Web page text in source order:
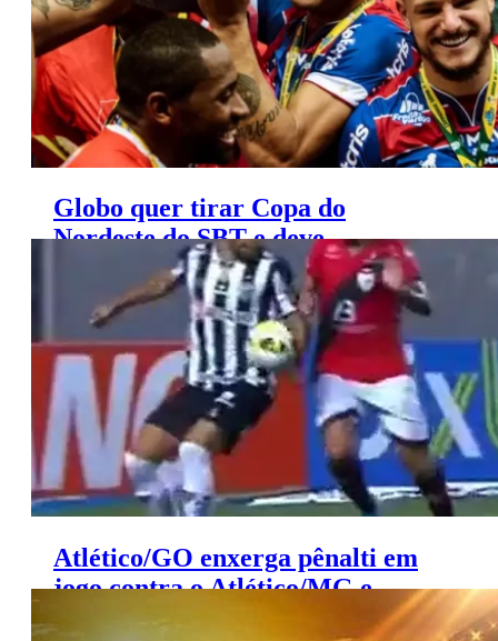
Globo quer tirar Copa do
Nordeste do SBT e deve
formalizar proposta
Atlético/GO enxerga pênalti em
jogo contra o Atlético/MG e
critica ‘Central do Apito’